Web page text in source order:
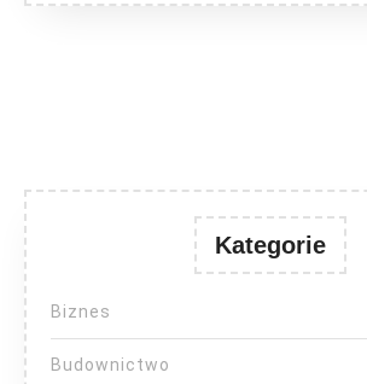
Kategorie
Biznes
Budownictwo